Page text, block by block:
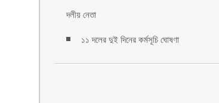
দলীয় নেতা
১১ দলের দুই দিনের কর্মসূচি ঘোষণা